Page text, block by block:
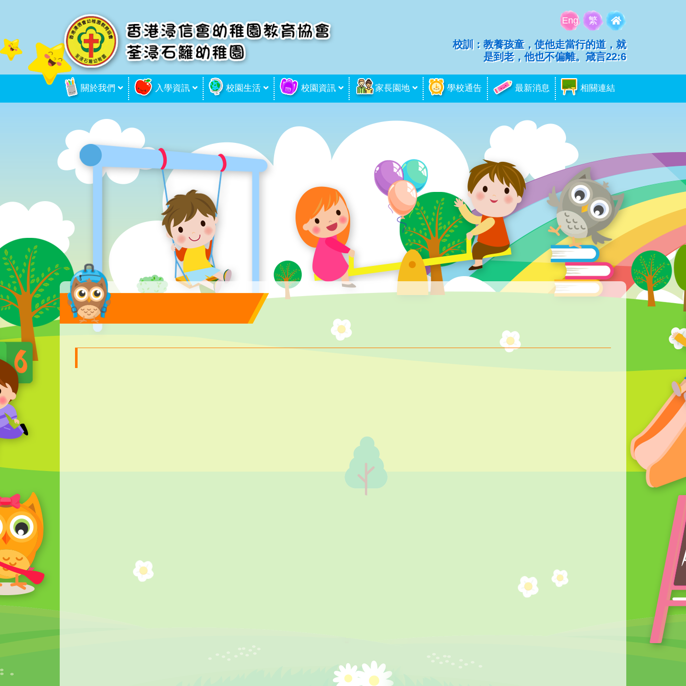
Eng 繁
校訓：教養孩童，使他走當行的道，就
是到老，他也不偏離。箴言22:6
關於我們 入學資訊 校園生活 校園資訊 家長園地 學校通告 最新消息 相關連結